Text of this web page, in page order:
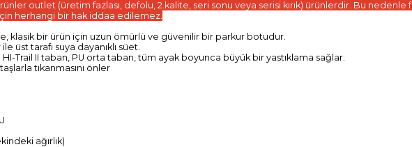
outlet (üretim fazlası, defolu, 2.kalite, seri sonu veya serisi kırık) ürünlerdir. Bu
herhangi bir hak iddaa edilemez.
klasik bir ürün için uzun ömürlü ve güvenilir bir parkur botudur.
üst tarafı suya dayanıklı süet.
Trail II taban, PU orta taban, tüm ayak boyunca büyük bir yastıklama sağlar.
tıkanmasını önler
ağırlık)